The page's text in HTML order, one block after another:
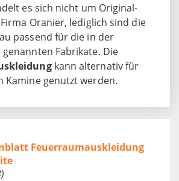
es sich nicht um Original-
Oranier, lediglich sind die
passend für die in der
Fabrikate. Die
kann alternativ für
Kamine genutzt werden.
Feuerraumauskleidung